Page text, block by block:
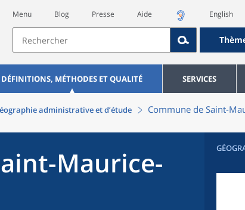
Menu Blog Presse Aide English
DÉFINITIONS, MÉTHODES ET QUALITÉ SERVICES
administrative et d’étude Commune de Saint-
Maurice-